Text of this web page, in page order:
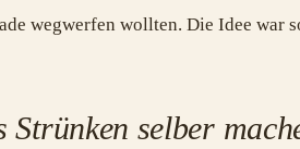
wegwerfen wollten. Die Idee
Strünken selber